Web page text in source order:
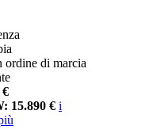
ordine di marcia
15.890 € i